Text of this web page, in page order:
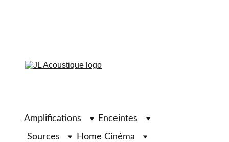
Amplifications
Enceintes
Sources
Home Cinéma